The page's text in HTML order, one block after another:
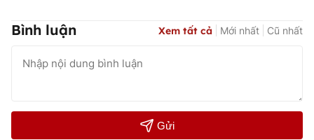
Bình luận Xem tất cả Mới nhất Cũ nhất
Gửi